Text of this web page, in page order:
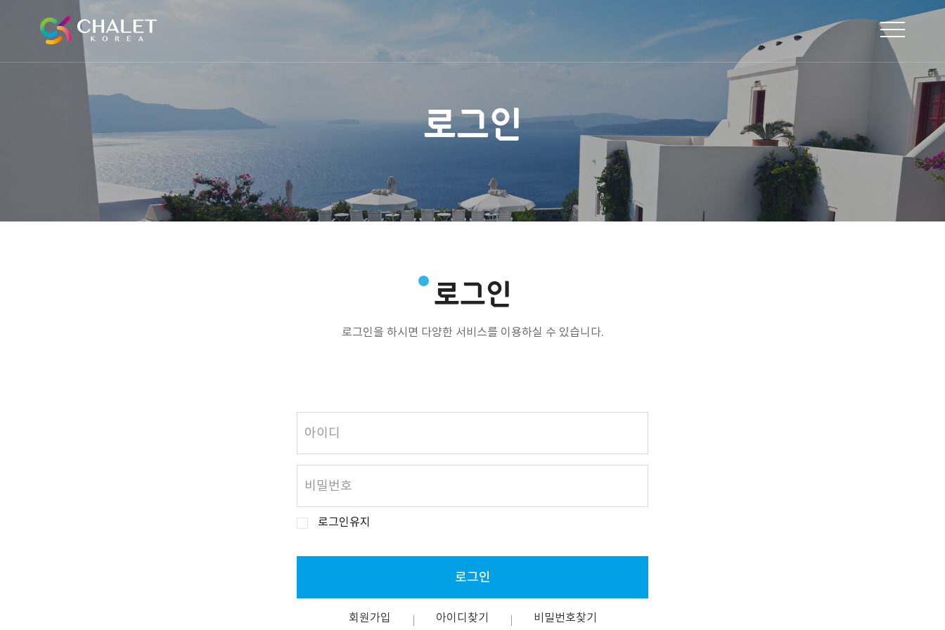
로그인
로그인
로그인을 하시면 다양한 서비스를 이용하실 수 있습니다.
로그인유지
로그인
회원가입 아이디찾기 비밀번호찾기